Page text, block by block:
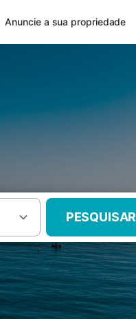
Anuncie a sua propriedade
PESQUISAR